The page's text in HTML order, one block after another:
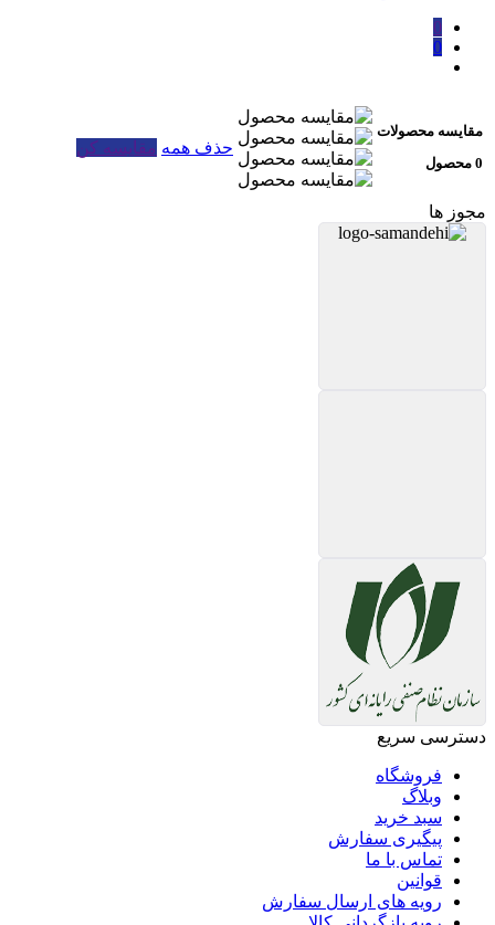
0
0
مقایسه محصولات
0 محصول
حذف همه مقایسه کن
مجوز ها
دسترسی سریع
فروشگاه
وبلاگ
سبد خرید
پیگیری سفارش
تماس با ما
قوانین
رویه های ارسال سفارش